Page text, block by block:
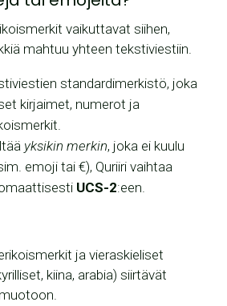
vaikuttavat siihen,
mahtuu yhteen tekstiviestiin.
standardimerkistö, joka
kirjaimet, numerot ja
yksikin merkin, joka ei kuulu
emoji tai €), Quriiri vaihtaa
UCS-2:een.
ja vieraskieliset
kiina, arabia) siirtävät